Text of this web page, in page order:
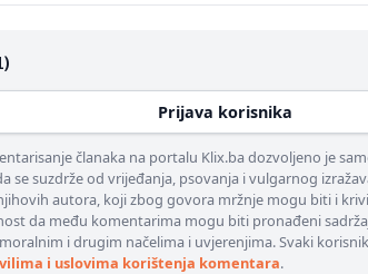
Prijava korisnika
članaka na portalu Klix.ba dozvoljeno je
se suzdrže od vrijeđanja, psovanja i vulgarnog
autora, koji zbog govora mržnje mogu biti i
da među komentarima mogu biti pronađeni
i drugim načelima i uvjerenjima. Svaki
i uslovima korištenja komentara.